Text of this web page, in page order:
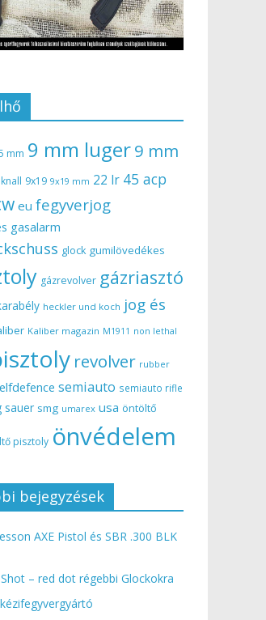
mm 9 mm luger9 mm
9x19 9x19 mm 22 lr 45 acp
eu fegyverjog
gasalarm
glock gumilövedékes
gázrevolver gázriasztó
heckler und koch jog és
Kaliber magazin M1911 non lethal
revolver rubber
semiauto semiauto rifle
sauer smg umarex usa öntöltő
pisztoly önvédelem
bejegyzések
AXE Pistol és SBR .300 BLK
– red dot régebbi Glockokra